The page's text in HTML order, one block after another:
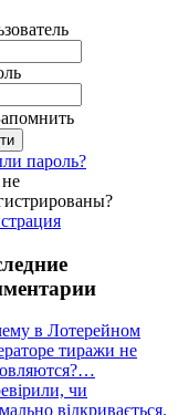
пароль?
в Лотерейном
тиражи не
чи
відкривається.